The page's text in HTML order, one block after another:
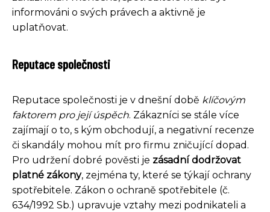
informováni o svých právech a aktivně je
uplatňovat.
Reputace společnosti
Reputace společnosti je v dnešní době klíčovým
faktorem pro její úspěch. Zákazníci se stále více
zajímají o to, s kým obchodují, a negativní recenze
či skandály mohou mít pro firmu zničující dopad.
Pro udržení dobré pověsti je zásadní dodržovat
platné zákony, zejména ty, které se týkají ochrany
spotřebitele. Zákon o ochraně spotřebitele (č.
634/1992 Sb.) upravuje vztahy mezi podnikateli a